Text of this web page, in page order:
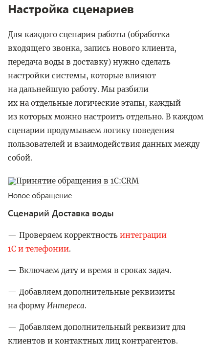
Настройка сценариев
Для каждого сценария работы (обработка
входящего звонка, запись нового клиента,
передача воды в доставку) нужно сделать
настройки системы, которые влияют
на дальнейшую работу. Мы разбили
их на отдельные логические этапы, каждый
из которых можно настроить отдельно. В каждом
сценарии продумываем логику поведения
пользователей и взаимодействия данных между
собой.
Новое обращение
Сценарий Доставка воды
Проверяем корректность интеграции
1С и телефонии.
Включаем дату и время в сроках задач.
Добавляем дополнительные реквизиты
на форму Интереса.
Добавляем дополнительный реквизит для
клиентов и контактных лиц контрагентов.